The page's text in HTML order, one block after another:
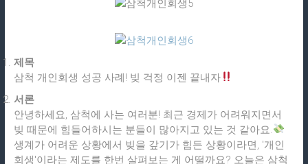
제목
삼척 개인회생 성공 사례! 빚 걱정 이젠 끝내자
서론
안녕하세요, 삼척에 사는 여러분! 최근 경제가 어려워지면서
빚 때문에 힘들어하시는 분들이 많아지고 있는 것 같아요.
생계가 어려운 상황에서 빚을 갚기가 힘든 상황이라면, '개인
회생'이라는 제도를 한번 살펴보는 게 어떨까요? 오늘은 삼척